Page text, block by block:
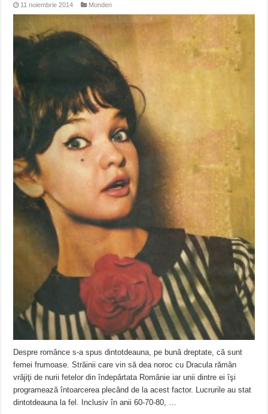
11 noiembrie 2014 Monden
Despre românce s-a spus dintotdeauna, pe bună dreptate, că sunt
femei frumoase. Străinii care vin să dea noroc cu Dracula rămân
vrăjiţi de nurii fetelor din îndepărtata Românie iar unii dintre ei îşi
programează întoarcerea plecând de la acest factor. Lucrurile au stat
dintotdeauna la fel. Inclusiv în anii 60-70-80, …